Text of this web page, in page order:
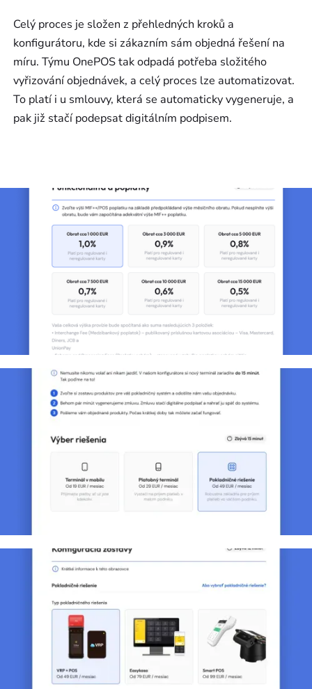
Celý proces je složen z přehledných kroků a
konfigurátoru, kde si zákazním sám objedná řešení na
míru. Týmu OnePOS tak odpadá potřeba složitého
vyřizování objednávek, a celý proces lze automatizovat.
To platí i u smlouvy, která se automaticky vygeneruje, a
pak již stačí podepsat digitálním podpisem.